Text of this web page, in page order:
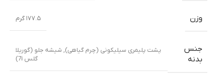
وزن ۱۷۷.۵ گرم
جنس
بدنه
پشت پلیمری سیلیکونی (چرم گیاهی), شیشه جلو (گوریلا
گلس 7i)